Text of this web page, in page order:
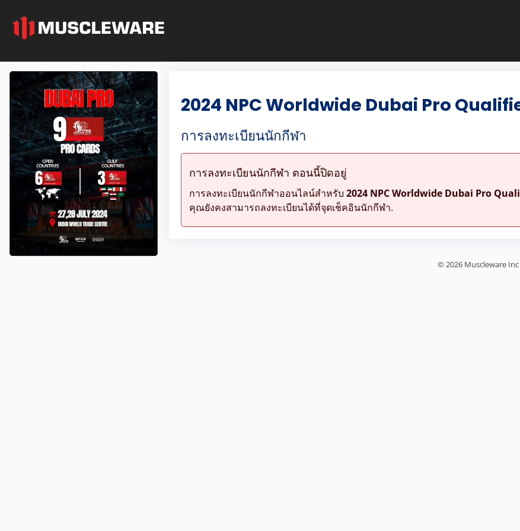
2024 NPC Worldwide Dubai Pro
การลงทะเบียนนักกีฬา
การลงทะเบียนนักกีฬา ตอนนี้ปิดอยู่
การลงทะเบียนนักกีฬาออนไลน์สำหรับ 2024 NPC Worldwide Dubai Pro
คุณยังคงสามารถลงทะเบียนได้ที่จุดเช็คอินนักกีฬา.
© 2026 Muscleware Inc